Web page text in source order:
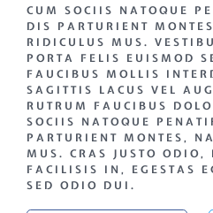
CUM SOCIIS NATOQUE
DIS PARTURIENT
RIDICULUS MUS.
PORTA FELIS EUISMOD
FAUCIBUS MOLLIS
SAGITTIS LACUS VEL
RUTRUM FAUCIBUS
SOCIIS NATOQUE
PARTURIENT MONTES,
MUS. CRAS JUSTO ODIO,
FACILISIS IN, EGESTAS
SED ODIO DUI.